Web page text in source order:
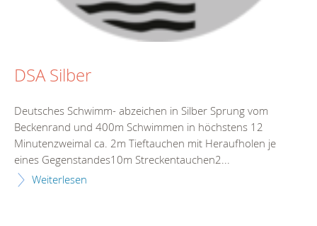
DSA Silber
Deutsches Schwimm- abzeichen in Silber Sprung vom
Beckenrand und 400m Schwimmen in höchstens 12
Minutenzweimal ca. 2m Tieftauchen mit Heraufholen je
eines Gegenstandes10m Streckentauchen2...
Weiterlesen